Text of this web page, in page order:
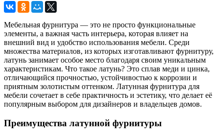
Мебельная фурнитура — это не просто функциональные
элементы, а важная часть интерьера, которая влияет на
внешний вид и удобство использования мебели. Среди
множества материалов, из которых изготавливают фурнитуру,
латунь занимает особое место благодаря своим уникальным
характеристикам. Что такое латунь? Это сплав меди и цинка,
отличающийся прочностью, устойчивостью к коррозии и
приятным золотистым оттенком. Латунная фурнитура для
мебели сочетает в себе практичность и эстетику, что делает её
популярным выбором для дизайнеров и владельцев домов.
Преимущества латунной фурнитуры